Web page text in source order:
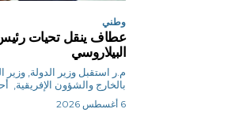
وطني
عطاف ينقل تحيات
البيلاروسي
م.ر استقبل وزير الدولة,
بالخارج والشؤون الإفريقية,
6 أغسطس 2026